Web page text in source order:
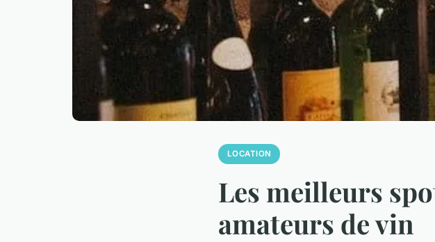
LOCATION
Les meilleurs
amateurs de vin